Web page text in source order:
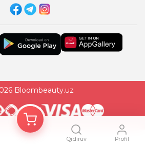
Bloombeauty.uz
Qidiruv Profil